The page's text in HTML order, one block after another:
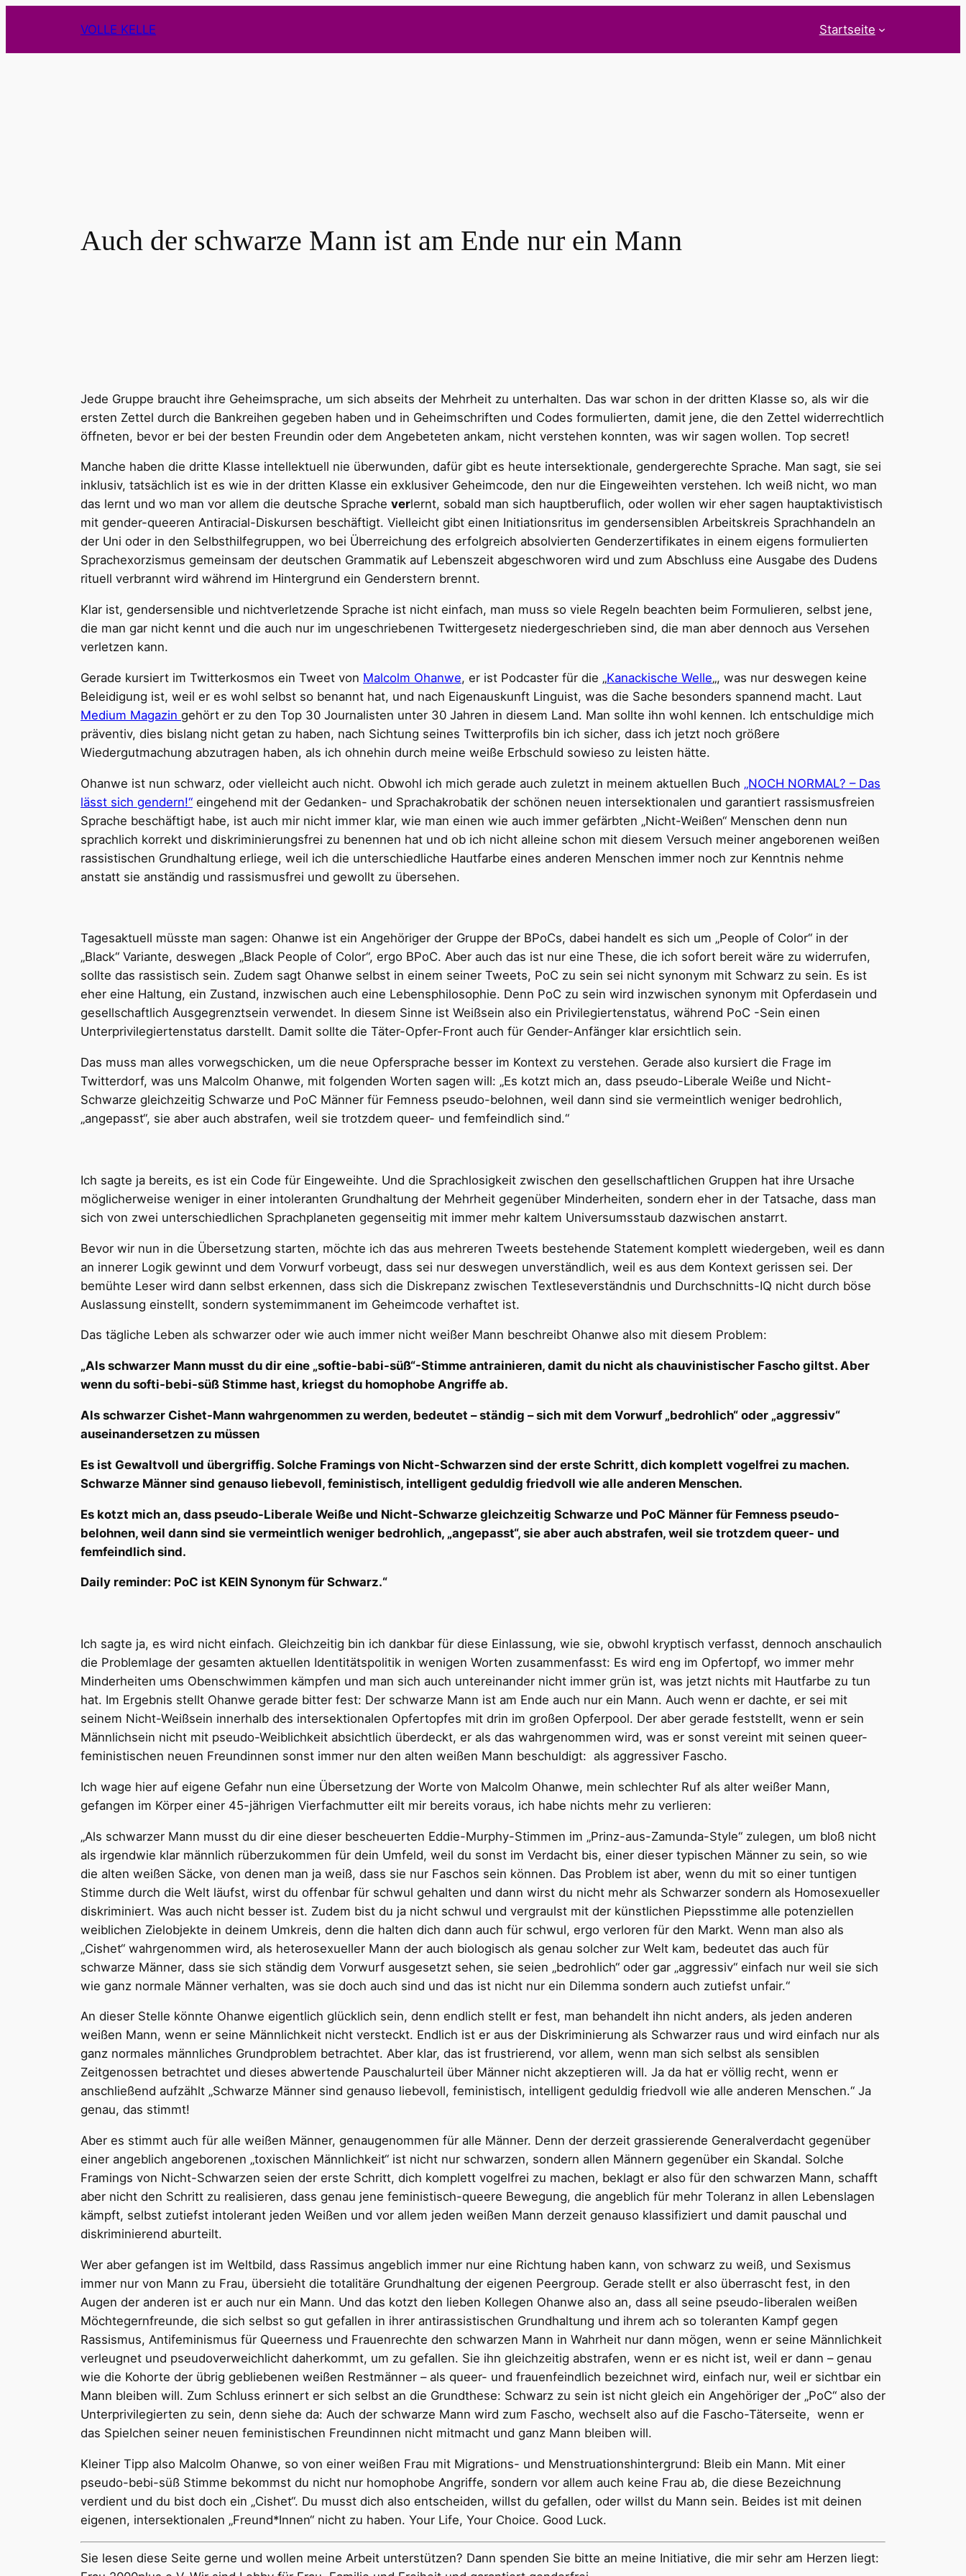
springen
VOLLE KELLE Startseite
Auch der schwarze Mann ist am Ende nur ein Mann
Jede Gruppe braucht ihre Geheimsprache, um sich abseits der Mehrheit zu unterhalten. Das war schon in der dritten Klasse so, als wir die
ersten Zettel durch die Bankreihen gegeben haben und in Geheimschriften und Codes formulierten, damit jene, die den Zettel widerrechtlich
öffneten, bevor er bei der besten Freundin oder dem Angebeteten ankam, nicht verstehen konnten, was wir sagen wollen. Top secret!
Manche haben die dritte Klasse intellektuell nie überwunden, dafür gibt es heute intersektionale, gendergerechte Sprache. Man sagt, sie sei
inklusiv, tatsächlich ist es wie in der dritten Klasse ein exklusiver Geheimcode, den nur die Eingeweihten verstehen. Ich weiß nicht, wo man
das lernt und wo man vor allem die deutsche Sprache verlernt, sobald man sich hauptberuflich, oder wollen wir eher sagen hauptaktivistisch
mit gender-queeren Antiracial-Diskursen beschäftigt. Vielleicht gibt einen Initiationsritus im gendersensiblen Arbeitskreis Sprachhandeln an
der Uni oder in den Selbsthilfegruppen, wo bei Überreichung des erfolgreich absolvierten Genderzertifikates in einem eigens formulierten
Sprachexorzismus gemeinsam der deutschen Grammatik auf Lebenszeit abgeschworen wird und zum Abschluss eine Ausgabe des Dudens
rituell verbrannt wird während im Hintergrund ein Genderstern brennt.
Klar ist, gendersensible und nichtverletzende Sprache ist nicht einfach, man muss so viele Regeln beachten beim Formulieren, selbst jene,
die man gar nicht kennt und die auch nur im ungeschriebenen Twittergesetz niedergeschrieben sind, die man aber dennoch aus Versehen
verletzen kann.
Gerade kursiert im Twitterkosmos ein Tweet von Malcolm Ohanwe, er ist Podcaster für die „Kanackische Welle„, was nur deswegen keine
Beleidigung ist, weil er es wohl selbst so benannt hat, und nach Eigenauskunft Linguist, was die Sache besonders spannend macht. Laut
Medium Magazin gehört er zu den Top 30 Journalisten unter 30 Jahren in diesem Land. Man sollte ihn wohl kennen. Ich entschuldige mich
präventiv, dies bislang nicht getan zu haben, nach Sichtung seines Twitterprofils bin ich sicher, dass ich jetzt noch größere
Wiedergutmachung abzutragen haben, als ich ohnehin durch meine weiße Erbschuld sowieso zu leisten hätte.
Ohanwe ist nun schwarz, oder vielleicht auch nicht. Obwohl ich mich gerade auch zuletzt in meinem aktuellen Buch „NOCH NORMAL? – Das
lässt sich gendern!“ eingehend mit der Gedanken- und Sprachakrobatik der schönen neuen intersektionalen und garantiert rassismusfreien
Sprache beschäftigt habe, ist auch mir nicht immer klar, wie man einen wie auch immer gefärbten „Nicht-Weißen“ Menschen denn nun
sprachlich korrekt und diskriminierungsfrei zu benennen hat und ob ich nicht alleine schon mit diesem Versuch meiner angeborenen weißen
rassistischen Grundhaltung erliege, weil ich die unterschiedliche Hautfarbe eines anderen Menschen immer noch zur Kenntnis nehme
anstatt sie anständig und rassismusfrei und gewollt zu übersehen.
Tagesaktuell müsste man sagen: Ohanwe ist ein Angehöriger der Gruppe der BPoCs, dabei handelt es sich um „People of Color“ in der
„Black“ Variante, deswegen „Black People of Color“, ergo BPoC. Aber auch das ist nur eine These, die ich sofort bereit wäre zu widerrufen,
sollte das rassistisch sein. Zudem sagt Ohanwe selbst in einem seiner Tweets, PoC zu sein sei nicht synonym mit Schwarz zu sein. Es ist
eher eine Haltung, ein Zustand, inzwischen auch eine Lebensphilosophie. Denn PoC zu sein wird inzwischen synonym mit Opferdasein und
gesellschaftlich Ausgegrenztsein verwendet. In diesem Sinne ist Weißsein also ein Privilegiertenstatus, während PoC -Sein einen
Unterprivilegiertenstatus darstellt. Damit sollte die Täter-Opfer-Front auch für Gender-Anfänger klar ersichtlich sein.
Das muss man alles vorwegschicken, um die neue Opfersprache besser im Kontext zu verstehen. Gerade also kursiert die Frage im
Twitterdorf, was uns Malcolm Ohanwe, mit folgenden Worten sagen will: „Es kotzt mich an, dass pseudo-Liberale Weiße und Nicht-
Schwarze gleichzeitig Schwarze und PoC Männer für Femness pseudo-belohnen, weil dann sind sie vermeintlich weniger bedrohlich,
„angepasst“, sie aber auch abstrafen, weil sie trotzdem queer- und femfeindlich sind.“
Ich sagte ja bereits, es ist ein Code für Eingeweihte. Und die Sprachlosigkeit zwischen den gesellschaftlichen Gruppen hat ihre Ursache
möglicherweise weniger in einer intoleranten Grundhaltung der Mehrheit gegenüber Minderheiten, sondern eher in der Tatsache, dass man
sich von zwei unterschiedlichen Sprachplaneten gegenseitig mit immer mehr kaltem Universumsstaub dazwischen anstarrt.
Bevor wir nun in die Übersetzung starten, möchte ich das aus mehreren Tweets bestehende Statement komplett wiedergeben, weil es dann
an innerer Logik gewinnt und dem Vorwurf vorbeugt, dass sei nur deswegen unverständlich, weil es aus dem Kontext gerissen sei. Der
bemühte Leser wird dann selbst erkennen, dass sich die Diskrepanz zwischen Textleseverständnis und Durchschnitts-IQ nicht durch böse
Auslassung einstellt, sondern systemimmanent im Geheimcode verhaftet ist.
Das tägliche Leben als schwarzer oder wie auch immer nicht weißer Mann beschreibt Ohanwe also mit diesem Problem:
„Als schwarzer Mann musst du dir eine „softie-babi-süß“-Stimme antrainieren, damit du nicht als chauvinistischer Fascho giltst. Aber
wenn du softi-bebi-süß Stimme hast, kriegst du homophobe Angriffe ab.
Als schwarzer Cishet-Mann wahrgenommen zu werden, bedeutet – ständig – sich mit dem Vorwurf „bedrohlich“ oder „aggressiv“
auseinandersetzen zu müssen
Es ist Gewaltvoll und übergriffig. Solche Framings von Nicht-Schwarzen sind der erste Schritt, dich komplett vogelfrei zu machen.
Schwarze Männer sind genauso liebevoll, feministisch, intelligent geduldig friedvoll wie alle anderen Menschen.
Es kotzt mich an, dass pseudo-Liberale Weiße und Nicht-Schwarze gleichzeitig Schwarze und PoC Männer für Femness pseudo-
belohnen, weil dann sind sie vermeintlich weniger bedrohlich, „angepasst“, sie aber auch abstrafen, weil sie trotzdem queer- und
femfeindlich sind.
Daily reminder: PoC ist KEIN Synonym für Schwarz.“
Ich sagte ja, es wird nicht einfach. Gleichzeitig bin ich dankbar für diese Einlassung, wie sie, obwohl kryptisch verfasst, dennoch anschaulich
die Problemlage der gesamten aktuellen Identitätspolitik in wenigen Worten zusammenfasst: Es wird eng im Opfertopf, wo immer mehr
Minderheiten ums Obenschwimmen kämpfen und man sich auch untereinander nicht immer grün ist, was jetzt nichts mit Hautfarbe zu tun
hat. Im Ergebnis stellt Ohanwe gerade bitter fest: Der schwarze Mann ist am Ende auch nur ein Mann. Auch wenn er dachte, er sei mit
seinem Nicht-Weißsein innerhalb des intersektionalen Opfertopfes mit drin im großen Opferpool. Der aber gerade feststellt, wenn er sein
Männlichsein nicht mit pseudo-Weiblichkeit absichtlich überdeckt, er als das wahrgenommen wird, was er sonst vereint mit seinen queer-
feministischen neuen Freundinnen sonst immer nur den alten weißen Mann beschuldigt: als aggressiver Fascho.
Ich wage hier auf eigene Gefahr nun eine Übersetzung der Worte von Malcolm Ohanwe, mein schlechter Ruf als alter weißer Mann,
gefangen im Körper einer 45-jährigen Vierfachmutter eilt mir bereits voraus, ich habe nichts mehr zu verlieren:
„Als schwarzer Mann musst du dir eine dieser bescheuerten Eddie-Murphy-Stimmen im „Prinz-aus-Zamunda-Style“ zulegen, um bloß nicht
als irgendwie klar männlich rüberzukommen für dein Umfeld, weil du sonst im Verdacht bis, einer dieser typischen Männer zu sein, so wie
die alten weißen Säcke, von denen man ja weiß, dass sie nur Faschos sein können. Das Problem ist aber, wenn du mit so einer tuntigen
Stimme durch die Welt läufst, wirst du offenbar für schwul gehalten und dann wirst du nicht mehr als Schwarzer sondern als Homosexueller
diskriminiert. Was auch nicht besser ist. Zudem bist du ja nicht schwul und vergraulst mit der künstlichen Piepsstimme alle potenziellen
weiblichen Zielobjekte in deinem Umkreis, denn die halten dich dann auch für schwul, ergo verloren für den Markt. Wenn man also als
„Cishet“ wahrgenommen wird, als heterosexueller Mann der auch biologisch als genau solcher zur Welt kam, bedeutet das auch für
schwarze Männer, dass sie sich ständig dem Vorwurf ausgesetzt sehen, sie seien „bedrohlich“ oder gar „aggressiv“ einfach nur weil sie sich
wie ganz normale Männer verhalten, was sie doch auch sind und das ist nicht nur ein Dilemma sondern auch zutiefst unfair.“
An dieser Stelle könnte Ohanwe eigentlich glücklich sein, denn endlich stellt er fest, man behandelt ihn nicht anders, als jeden anderen
weißen Mann, wenn er seine Männlichkeit nicht versteckt. Endlich ist er aus der Diskriminierung als Schwarzer raus und wird einfach nur als
ganz normales männliches Grundproblem betrachtet. Aber klar, das ist frustrierend, vor allem, wenn man sich selbst als sensiblen
Zeitgenossen betrachtet und dieses abwertende Pauschalurteil über Männer nicht akzeptieren will. Ja da hat er völlig recht, wenn er
anschließend aufzählt „Schwarze Männer sind genauso liebevoll, feministisch, intelligent geduldig friedvoll wie alle anderen Menschen.“ Ja
genau, das stimmt!
Aber es stimmt auch für alle weißen Männer, genaugenommen für alle Männer. Denn der derzeit grassierende Generalverdacht gegenüber
einer angeblich angeborenen „toxischen Männlichkeit“ ist nicht nur schwarzen, sondern allen Männern gegenüber ein Skandal. Solche
Framings von Nicht-Schwarzen seien der erste Schritt, dich komplett vogelfrei zu machen, beklagt er also für den schwarzen Mann, schafft
aber nicht den Schritt zu realisieren, dass genau jene feministisch-queere Bewegung, die angeblich für mehr Toleranz in allen Lebenslagen
kämpft, selbst zutiefst intolerant jeden Weißen und vor allem jeden weißen Mann derzeit genauso klassifiziert und damit pauschal und
diskriminierend aburteilt.
Wer aber gefangen ist im Weltbild, dass Rassimus angeblich immer nur eine Richtung haben kann, von schwarz zu weiß, und Sexismus
immer nur von Mann zu Frau, übersieht die totalitäre Grundhaltung der eigenen Peergroup. Gerade stellt er also überrascht fest, in den
Augen der anderen ist er auch nur ein Mann. Und das kotzt den lieben Kollegen Ohanwe also an, dass all seine pseudo-liberalen weißen
Möchtegernfreunde, die sich selbst so gut gefallen in ihrer antirassistischen Grundhaltung und ihrem ach so toleranten Kampf gegen
Rassismus, Antifeminismus für Queerness und Frauenrechte den schwarzen Mann in Wahrheit nur dann mögen, wenn er seine Männlichkeit
verleugnet und pseudoverweichlicht daherkommt, um zu gefallen. Sie ihn gleichzeitig abstrafen, wenn er es nicht ist, weil er dann – genau
wie die Kohorte der übrig gebliebenen weißen Restmänner – als queer- und frauenfeindlich bezeichnet wird, einfach nur, weil er sichtbar ein
Mann bleiben will. Zum Schluss erinnert er sich selbst an die Grundthese: Schwarz zu sein ist nicht gleich ein Angehöriger der „PoC“ also der
Unterprivilegierten zu sein, denn siehe da: Auch der schwarze Mann wird zum Fascho, wechselt also auf die Fascho-Täterseite, wenn er
das Spielchen seiner neuen feministischen Freundinnen nicht mitmacht und ganz Mann bleiben will.
Kleiner Tipp also Malcolm Ohanwe, so von einer weißen Frau mit Migrations- und Menstruationshintergrund: Bleib ein Mann. Mit einer
pseudo-bebi-süß Stimme bekommst du nicht nur homophobe Angriffe, sondern vor allem auch keine Frau ab, die diese Bezeichnung
verdient und du bist doch ein „Cishet“. Du musst dich also entscheiden, willst du gefallen, oder willst du Mann sein. Beides ist mit deinen
eigenen, intersektionalen „Freund*Innen“ nicht zu haben. Your Life, Your Choice. Good Luck.
Sie lesen diese Seite gerne und wollen meine Arbeit unterstützen? Dann spenden Sie bitte an meine Initiative, die mir sehr am Herzen liegt: